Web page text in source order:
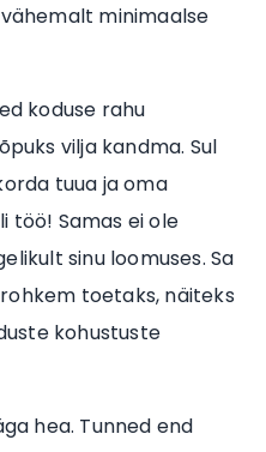
minimaalse
koduse rahu
vilja kandma. Sul
tuua ja oma
töö! Samas ei ole
sinu loomuses. Sa
toetaks, näiteks
kohustuste
hea. Tunned end